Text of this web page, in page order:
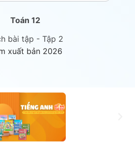
Toán 12
bài tập - Tập 2
xuất bản 2026